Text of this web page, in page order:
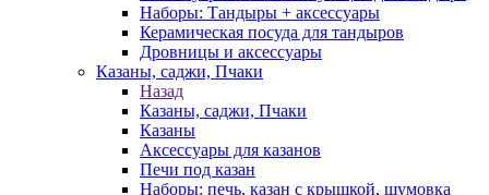
Наборы: Тандыры + аксессуары
Керамическая посуда для тандыров
Дровницы и аксессуары
Казаны, саджи, Пчаки
Назад
Казаны, саджи, Пчаки
Казаны
Аксессуары для казанов
Печи под казан
Наборы: печь, казан с крышкой, шумовка